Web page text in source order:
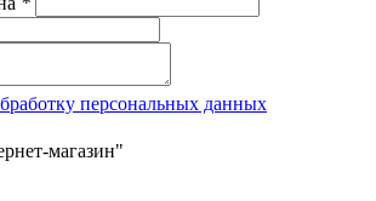
персональных данных
магазин"